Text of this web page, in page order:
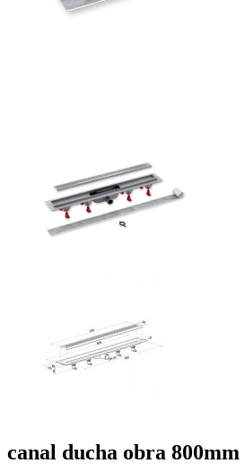
canal ducha obra 800mm